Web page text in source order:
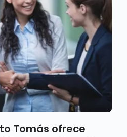
Tomás ofrece